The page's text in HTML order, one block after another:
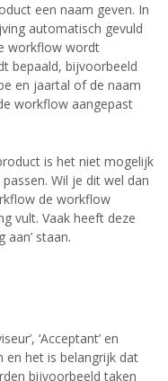
een naam geven. In
automatisch gevuld
workflow wordt
bepaald, bijvoorbeeld
en jaartal of de naam
workflow aangepast
is het niet mogelijk
Wil je dit wel dan
de workflow
vult. Vaak heeft deze
staan.
‘Acceptant’ en
en het is belangrijk dat
bijvoorbeeld taken